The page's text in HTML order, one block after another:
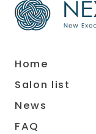
Home
Salon list
News
FAQ